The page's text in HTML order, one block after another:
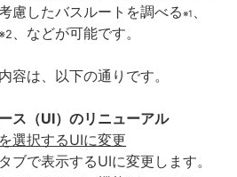
慮したバスルートを調べる※1 、
、などが可能です。
は、以下の通りです。
ス（UI）のリニューアル
選択するUIに変更
ブで表示するUIに変更します。